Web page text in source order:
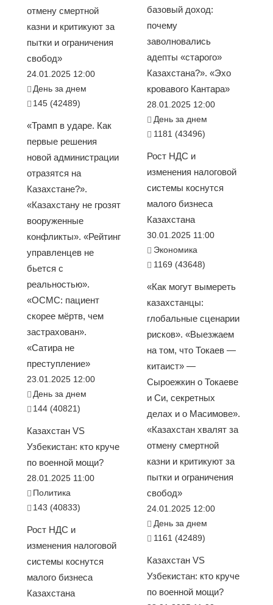
отмену смертной
казни и критикуют за
пытки и ограничения
свобод»
24.01.2025 12:00
День за днем
145 (42489)
«Трамп в ударе. Как
первые решения
новой администрации
отразятся на
Казахстане?».
«Казахстану не грозят
вооруженные
конфликты». «Рейтинг
управленцев не
бьется с
реальностью».
«ОСМС: пациент
скорее мёртв, чем
застрахован».
«Сатира не
преступление»
23.01.2025 12:00
День за днем
144 (40821)
Казахстан VS
Узбекистан: кто круче
по военной мощи?
28.01.2025 11:00
Политика
143 (40833)
Рост НДС и
изменения налоговой
системы коснутся
малого бизнеса
Казахстана
базовый доход:
почему
заволновались
адепты «старого»
Казахстана?». «Эхо
кровавого Кантара»
28.01.2025 12:00
День за днем
1181 (43496)
Рост НДС и
изменения налоговой
системы коснутся
малого бизнеса
Казахстана
30.01.2025 11:00
Экономика
1169 (43648)
«Как могут вымереть
казахстанцы:
глобальные сценарии
рисков». «Выезжаем
на том, что Токаев —
китаист» —
Сыроежкин о Токаеве
и Си, секретных
делах и о Масимове».
«Казахстан хвалят за
отмену смертной
казни и критикуют за
пытки и ограничения
свобод»
24.01.2025 12:00
День за днем
1161 (42489)
Казахстан VS
Узбекистан: кто круче
по военной мощи?